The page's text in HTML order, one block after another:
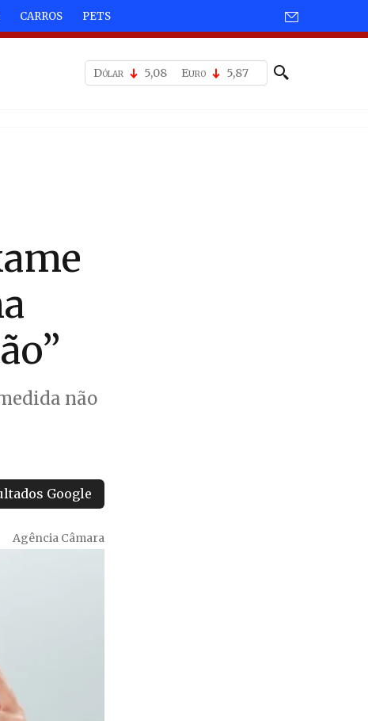
CARROS PETS
Dólar 5,08 Euro 5,87
não
Google
Agência Câmara